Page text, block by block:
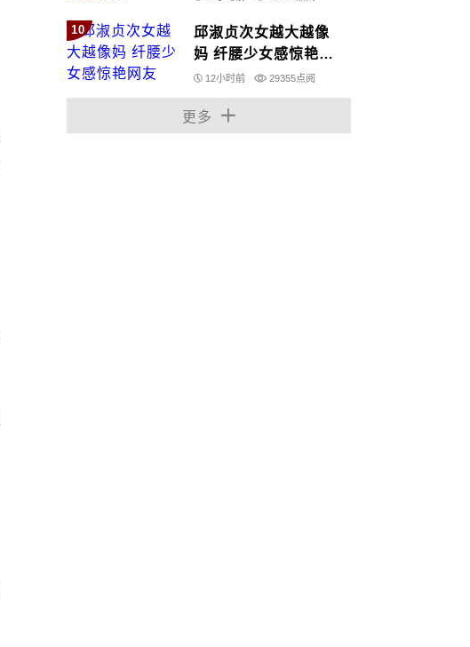
10
邱淑贞次女越大越像
妈 纤腰少女感惊艳网
友12小时前 29355点阅
更多